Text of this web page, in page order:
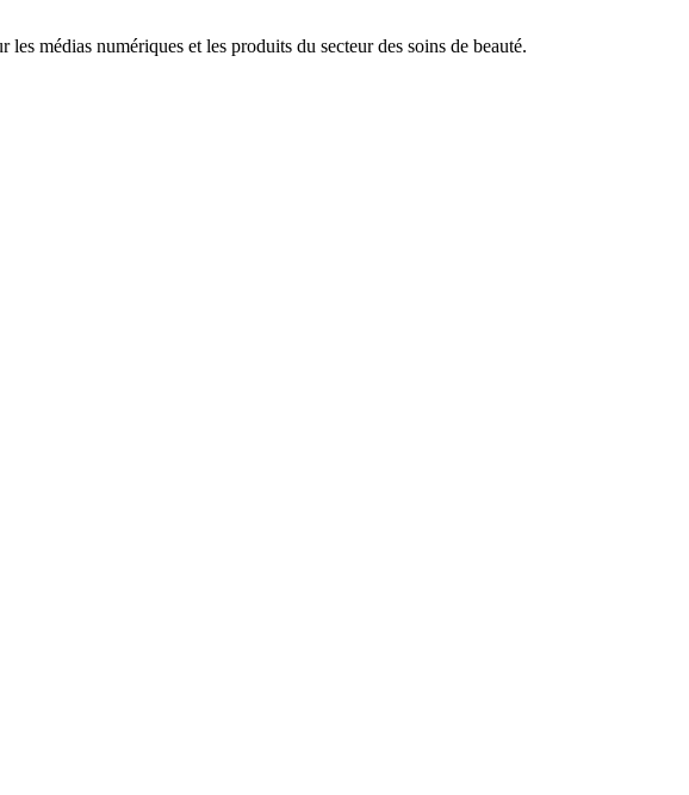
médias numériques et les produits du secteur des soins de beauté.